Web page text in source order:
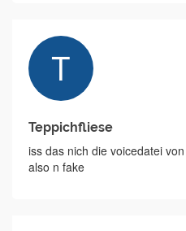
Teppichfliese
iss das nich die voicedatei
also n fake